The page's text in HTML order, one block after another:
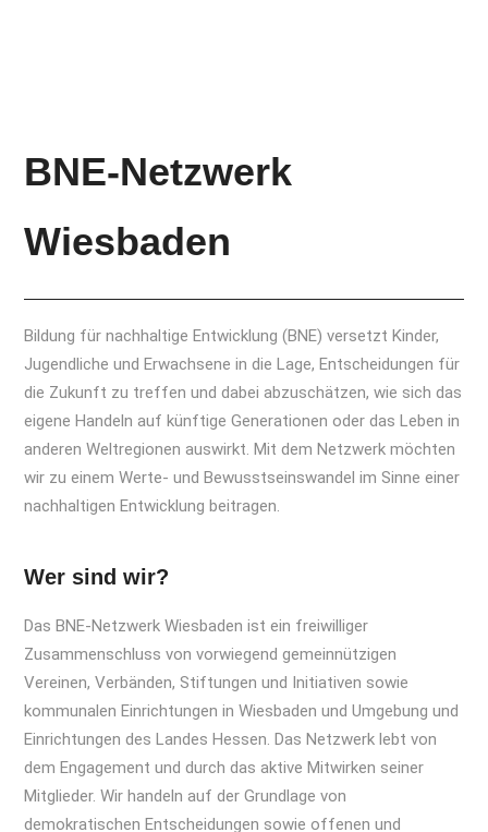
BNE-Netzwerk
Wiesbaden
Bildung für nachhaltige Entwicklung (BNE) versetzt Kinder,
Jugendliche und Erwachsene in die Lage, Entscheidungen für
die Zukunft zu treffen und dabei abzuschätzen, wie sich das
eigene Handeln auf künftige Generationen oder das Leben in
anderen Weltregionen auswirkt. Mit dem Netzwerk möchten
wir zu einem Werte- und Bewusstseinswandel im Sinne einer
nachhaltigen Entwicklung beitragen.
Wer sind wir?
Das BNE-Netzwerk Wiesbaden ist ein freiwilliger
Zusammenschluss von vorwiegend gemeinnützigen
Vereinen, Verbänden, Stiftungen und Initiativen sowie
kommunalen Einrichtungen in Wiesbaden und Umgebung und
Einrichtungen des Landes Hessen. Das Netzwerk lebt von
dem Engagement und durch das aktive Mitwirken seiner
Mitglieder. Wir handeln auf der Grundlage von
demokratischen Entscheidungen sowie offenen und